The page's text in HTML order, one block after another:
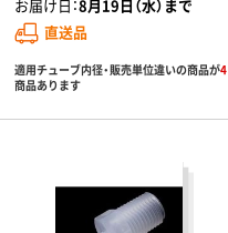
お届け日：8月19日（水）まで
直送品
適用チューブ内径・販売単位違いの商品が4
商品あります